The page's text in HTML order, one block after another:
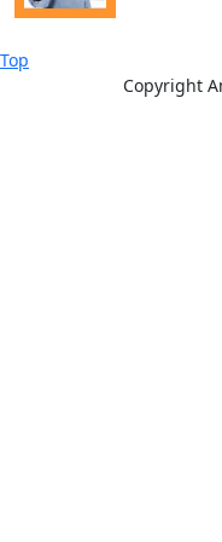
Top
Copyright